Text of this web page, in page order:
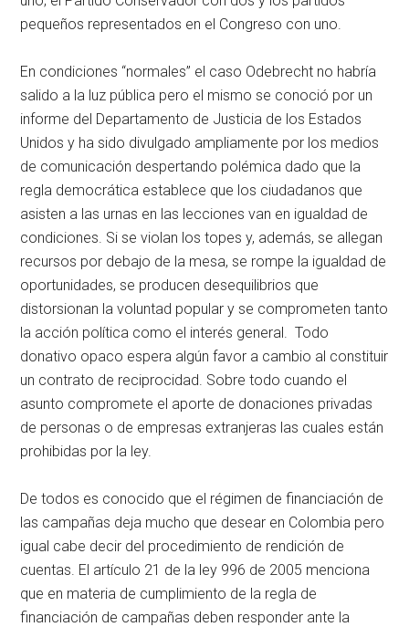
pequeños representados en el Congreso con uno.
En condiciones “normales” el caso Odebrecht no habría
salido a la luz pública pero el mismo se conoció por un
informe del Departamento de Justicia de los Estados
Unidos y ha sido divulgado ampliamente por los medios
de comunicación despertando polémica dado que la
regla democrática establece que los ciudadanos que
asisten a las urnas en las lecciones van en igualdad de
condiciones. Si se violan los topes y, además, se allegan
recursos por debajo de la mesa, se rompe la igualdad de
oportunidades, se producen desequilibrios que
distorsionan la voluntad popular y se comprometen tanto
la acción política como el interés general. Todo
donativo opaco espera algún favor a cambio al constituir
un contrato de reciprocidad. Sobre todo cuando el
asunto compromete el aporte de donaciones privadas
de personas o de empresas extranjeras las cuales están
prohibidas por la ley.
De todos es conocido que el régimen de financiación de
las campañas deja mucho que desear en Colombia pero
igual cabe decir del procedimiento de rendición de
cuentas. El artículo 21 de la ley 996 de 2005 menciona
que en materia de cumplimiento de la regla de
financiación de campañas deben responder ante la